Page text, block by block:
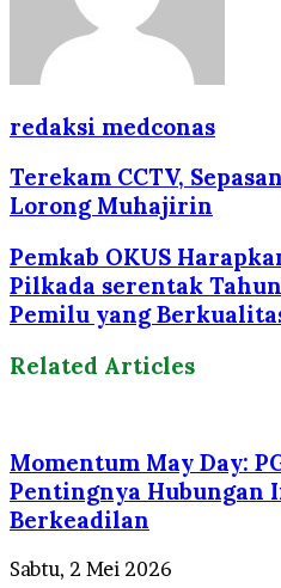
redaksi medconas
Terekam CCTV,
Lorong Muhajirin
Pemkab OKUS
Pilkada serentak
Pemilu yang
Related Articles
Momentum May Day:
Pentingnya Hubungan
Berkeadilan
Sabtu, 2 Mei 2026